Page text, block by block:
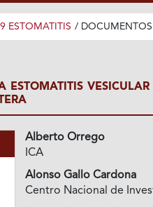
ESTOMATITIS /
ESTOMATITIS
Alberto Orrego
ICA
Alonso Gallo Cardona
Centro Nacional de